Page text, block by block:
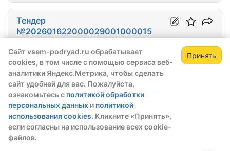
Сайт vsem-podryad.ru обрабатывает
cookies, в том числе с помощью сервиса веб-
аналитики Яндекс.Метрика, чтобы сделать
сайт удобней для вас. Пожалуйста,
ознакомьтесь с политикой обработки
персональных данных и политикой
использования cookies. Кликните «Принять»,
если согласны на использование всех cookie-
файлов.
Принять
Выполнение работ, оказание услуг, поставка
Тендер
№202601622000029001000015
Начальная цена
2 440 000,00 ₽
Тип закупки: 44-ФЗ
20.02.2026
143 дня
Этап:
Опубликовано
Закупка с обеспечением: